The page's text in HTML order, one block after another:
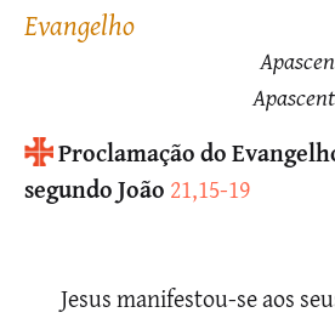
evangelho
Proclamação do
segundo João 21,15-19
Jesus manifestou-se aos